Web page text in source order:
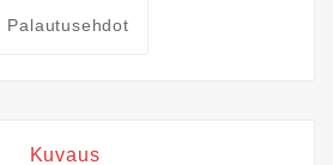
Palautusehdot
Kuvaus